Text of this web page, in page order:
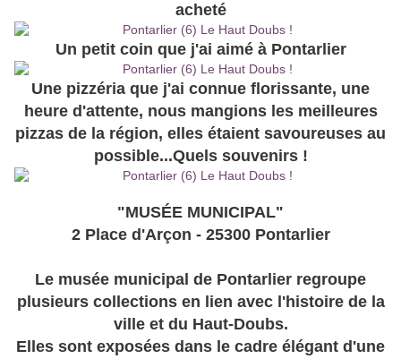
acheté
Un petit coin que j'ai aimé à Pontarlier
Une pizzéria que j'ai connue florissante, une
heure d'attente, nous mangions les meilleures
pizzas de la région, elles étaient savoureuses au
possible...Quels souvenirs !
"MUSÉE MUNICIPAL"
2 Place d'Arçon - 25300 Pontarlier
Le musée municipal de Pontarlier regroupe
plusieurs collections en lien avec l'histoire de la
ville et du Haut-Doubs.
Elles sont exposées dans le cadre élégant d'une